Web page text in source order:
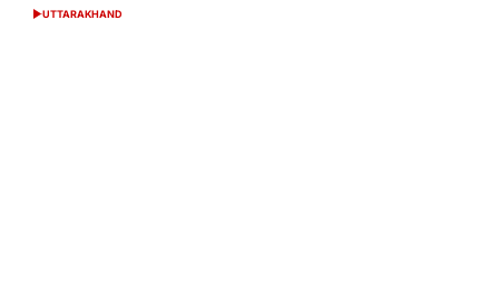
POSTED
UTTARAKHAND